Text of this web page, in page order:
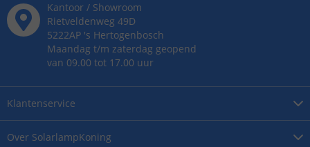
Over SolarlampKoning
Klantenservice
Kantoor / Showroom
Rietveldenweg 49D
5222AP 's Hertogenbosch
Maandag t/m zaterdag geopend
van 09.00 tot 17.00 uur